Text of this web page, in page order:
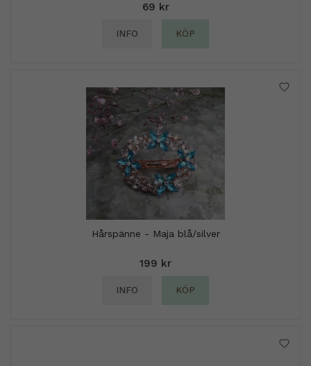
69 kr
INFO KÖP
Hårspänne - Maja blå/silver
199 kr
INFO KÖP